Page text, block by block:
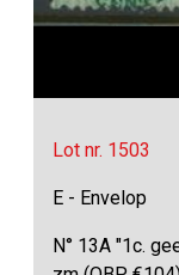
Lot nr. 1503
E - Envelop
N° 13A "1c.